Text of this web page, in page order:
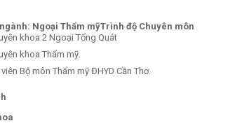
Ngoại Thẩm mỹTrình độ Chuyên môn
khoa 2 Ngoại Tổng Quát
khoa Thẩm mỹ.
Bộ môn Thẩm mỹ ĐHYD Cần Thơ.